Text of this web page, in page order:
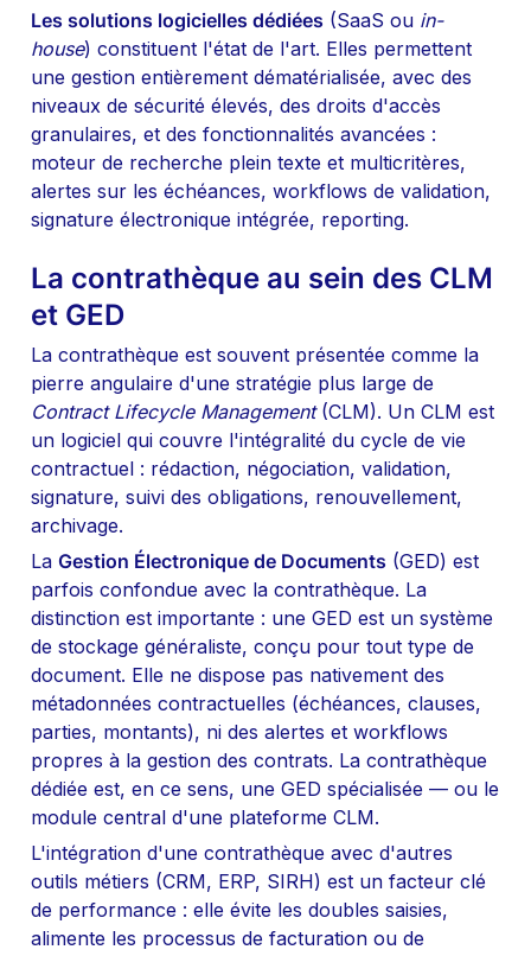
Les solutions logicielles dédiées (SaaS ou in-
house) constituent l'état de l'art. Elles permettent
une gestion entièrement dématérialisée, avec des
niveaux de sécurité élevés, des droits d'accès
granulaires, et des fonctionnalités avancées :
moteur de recherche plein texte et multicritères,
alertes sur les échéances, workflows de validation,
signature électronique intégrée, reporting.
La contrathèque au sein des CLM
et GED
La contrathèque est souvent présentée comme la
Contract Lifecycle Management (CLM). Un CLM est
un logiciel qui couvre l'intégralité du cycle de vie
contractuel : rédaction, négociation, validation,
signature, suivi des obligations, renouvellement,
archivage.
La Gestion Électronique de Documents (GED) est
parfois confondue avec la contrathèque. La
distinction est importante : une GED est un système
de stockage généraliste, conçu pour tout type de
document. Elle ne dispose pas nativement des
métadonnées contractuelles (échéances, clauses,
parties, montants), ni des alertes et workflows
propres à la gestion des contrats. La contrathèque
dédiée est, en ce sens, une GED spécialisée — ou le
module central d'une plateforme CLM.
L'intégration d'une contrathèque avec d'autres
outils métiers (CRM, ERP, SIRH) est un facteur clé
de performance : elle évite les doubles saisies,
alimente les processus de facturation ou de